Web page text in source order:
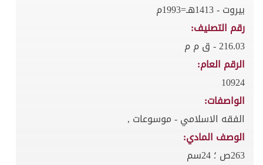
بيروت - 1413هـ=1993م
رقم التصنيف:
216.03 - ق م م
الرقم العام:
10924
الواصفات:
الفقه الاسلامي - موسوعات ,
الوصف المادي:
263ص ؛ 24سم